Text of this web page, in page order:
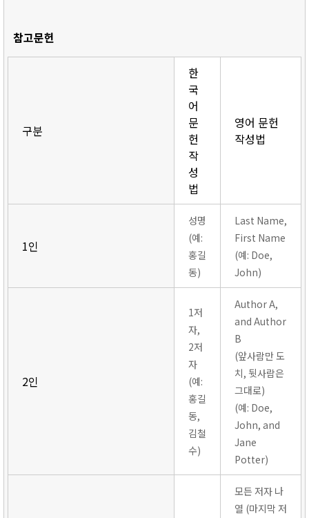
참고문헌
구분
한
국
어
문
헌
작
성
법
영어 문헌
작성법
1인
성명
(예:
홍길
동)
Last Name,
First Name
(예: Doe,
John)
2인
1저
자,
2저
자
(예:
홍길
동,
김철
수)
Author A,
and Author
B
(앞사람만 도
치, 뒷사람은
그대로)
(예: Doe,
John, and
Jane
Potter)
모든 저자 나
열 (마지막 저